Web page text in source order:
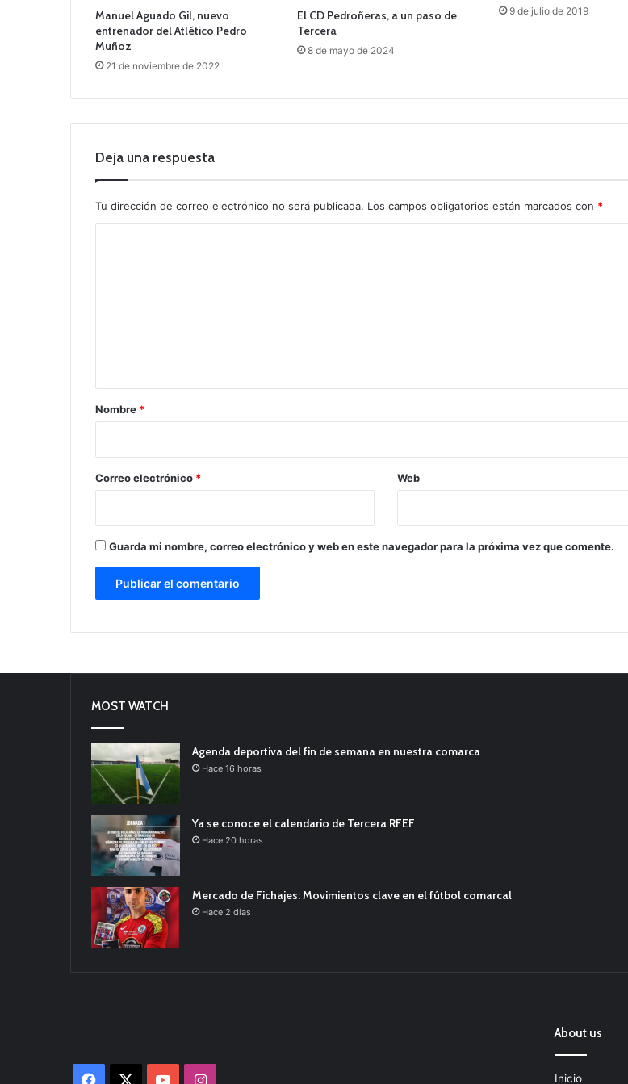
Manuel Aguado Gil, nuevo
entrenador del Atlético Pedro
Muñoz
21 de noviembre de 2022
El CD Pedroñeras, a un paso de
Tercera
8 de mayo de 2024
9 de julio de 2019
Deja una respuesta
Tu dirección de correo electrónico no será publicada. Los campos obligatorios están marcados con *
r
*
Nombre *
Correo electrónico * Web
Guarda mi nombre, correo electrónico y web en este navegador para la próxima vez que comente.
MOST WATCH
Agenda deportiva del fin de semana en nuestra comarca
Hace 16 horas
Ya se conoce el calendario de Tercera RFEF
Hace 20 horas
Mercado de Fichajes: Movimientos clave en el fútbol comarcal
Hace 2 días
Facebook YouTubeInstagram
About us
Inicio